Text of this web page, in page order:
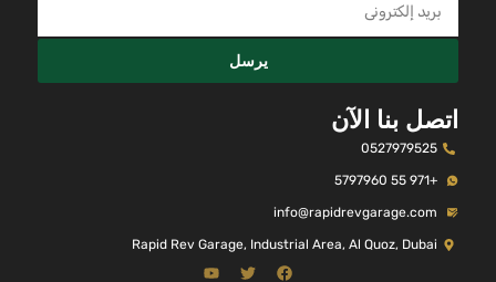
يرسل
اتصل بنا الآن
0527979525
+971 55 5797960
info@rapidrevgarage.com
Rapid Rev Garage, Industrial Area, Al Quoz, Dubai